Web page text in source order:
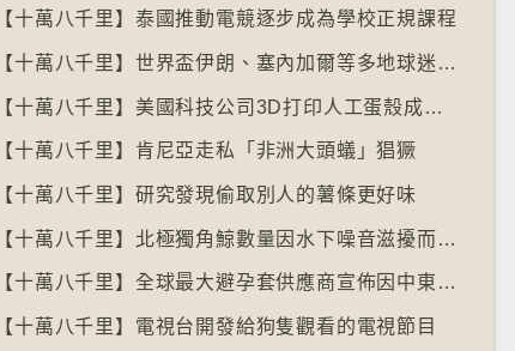
【十萬八千里】泰國推動電競逐步成為學校正規課程
【十萬八千里】世界盃伊朗、塞內加爾等多地球迷入境美國極有可能被拒絕入境
【十萬八千里】美國科技公司3D打印人工蛋殼成功孵化小雞
【十萬八千里】肯尼亞走私「非洲大頭蟻」猖獗
【十萬八千里】研究發現偷取別人的薯條更好味
【十萬八千里】北極獨角鯨數量因水下噪音滋擾而減少
【十萬八千里】全球最大避孕套供應商宣佈因中東戰事漲價
【十萬八千里】電視台開發給狗隻觀看的電視節目